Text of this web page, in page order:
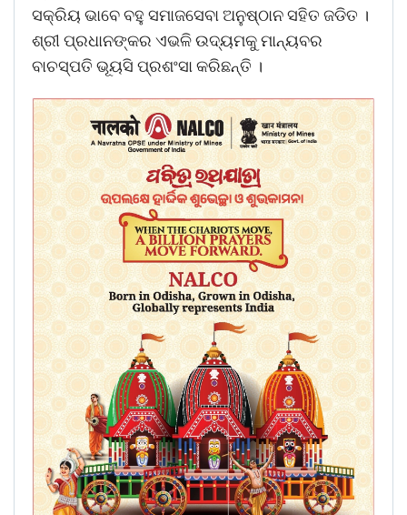
ସକ୍ରିୟ ଭାବେ ବହୁ ସମାଜସେବା ଅନୁଷ୍ଠାନ ସହିତ ଜଡିତ ।
ଶ୍ରୀ ପ୍ରଧାନଙ୍କର ଏଭଳି ଉଦ୍ୟମକୁ ମାନ୍ୟବର
ବାଚସ୍ପତି ଭୂୟସି ପ୍ରଶଂସା କରିଛନ୍ତି ।